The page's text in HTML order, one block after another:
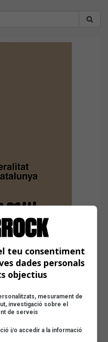
teu consentiment
dades personals
objectius
mesurament de
investigació sobre el
de serveis
i/o accedir a la informació